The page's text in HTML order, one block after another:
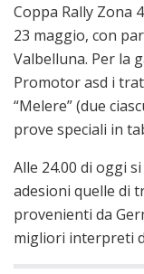
Coppa Rally Zona
23 maggio, con
Valbelluna. Per la
Promotor asd i
“Melere” (due
prove speciali in
Alle 24.00 di oggi
adesioni quelle di
provenienti da
migliori interpreti